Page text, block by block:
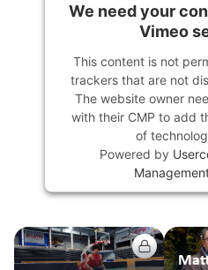
We need your
Vimeo
This content is not
trackers that are not
The website owner
with their CMP to add
of
Powered by